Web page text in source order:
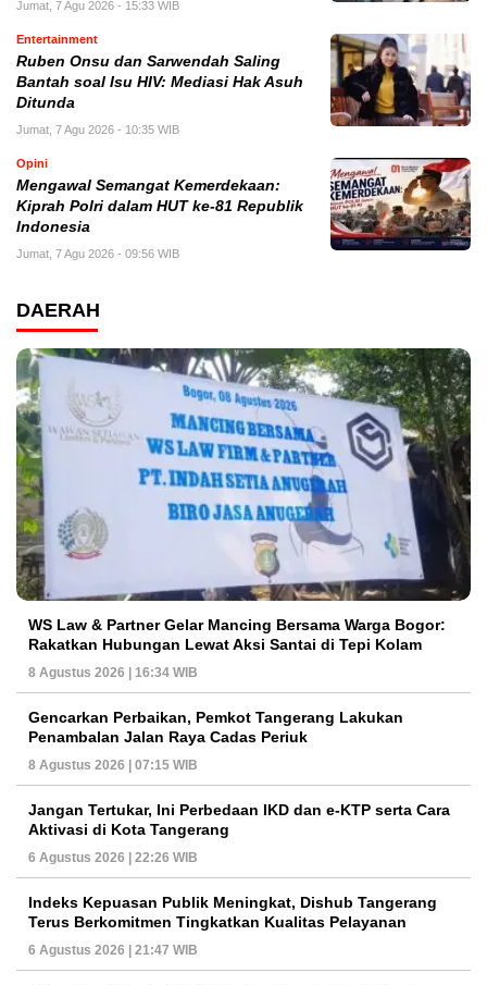
Jumat, 7 Agu 2026 - 15:33 WIB
Entertainment
Ruben Onsu dan Sarwendah Saling
Bantah soal Isu HIV: Mediasi Hak Asuh
Ditunda
Jumat, 7 Agu 2026 - 10:35 WIB
Opini
Mengawal Semangat Kemerdekaan:
Kiprah Polri dalam HUT ke-81 Republik
Indonesia
Jumat, 7 Agu 2026 - 09:56 WIB
DAERAH
WS Law & Partner Gelar Mancing Bersama Warga Bogor:
Rakatkan Hubungan Lewat Aksi Santai di Tepi Kolam
8 Agustus 2026 | 16:34 WIB
Gencarkan Perbaikan, Pemkot Tangerang Lakukan
Penambalan Jalan Raya Cadas Periuk
8 Agustus 2026 | 07:15 WIB
Jangan Tertukar, Ini Perbedaan IKD dan e-KTP serta Cara
Aktivasi di Kota Tangerang
6 Agustus 2026 | 22:26 WIB
Indeks Kepuasan Publik Meningkat, Dishub Tangerang
Terus Berkomitmen Tingkatkan Kualitas Pelayanan
6 Agustus 2026 | 21:47 WIB